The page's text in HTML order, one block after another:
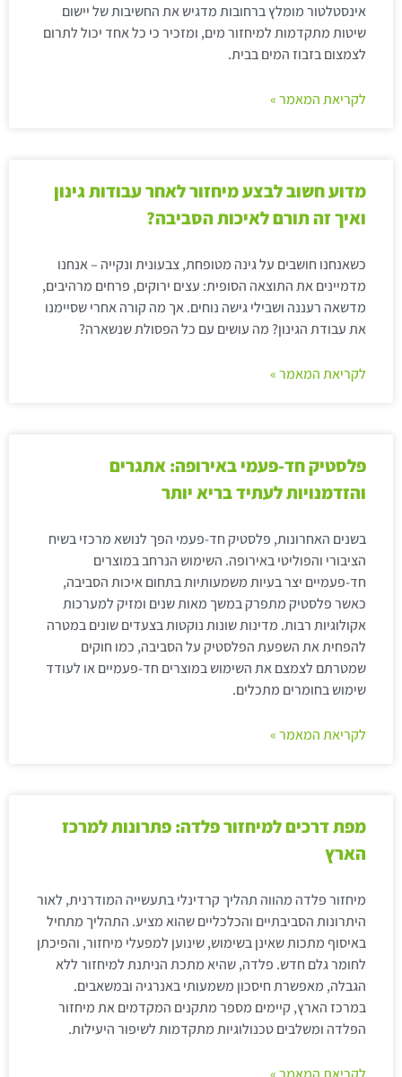
אינסטלטור מומלץ ברחובות מדגיש את החשיבות של יישום
שיטות מתקדמות למיחזור מים, ומזכיר כי כל אחד יכול לתרום
לצמצום בזבוז המים בבית.
לקריאת המאמר »
מדוע חשוב לבצע מיחזור לאחר עבודות גינון
ואיך זה תורם לאיכות הסביבה?
כשאנחנו חושבים על גינה מטופחת, צבעונית ונקייה – אנחנו
מדמיינים את התוצאה הסופית: עצים ירוקים, פרחים מרהיבים,
מדשאה רעננה ושבילי גישה נוחים. אך מה קורה אחרי שסיימנו
את עבודת הגינון? מה עושים עם כל הפסולת שנשארה?
לקריאת המאמר »
פלסטיק חד-פעמי באירופה: אתגרים
והזדמנויות לעתיד בריא יותר
בשנים האחרונות, פלסטיק חד-פעמי הפך לנושא מרכזי בשיח
הציבורי והפוליטי באירופה. השימוש הנרחב במוצרים
חד-פעמיים יצר בעיות משמעותיות בתחום איכות הסביבה,
כאשר פלסטיק מתפרק במשך מאות שנים ומזיק למערכות
אקולוגיות רבות. מדינות שונות נוקטות בצעדים שונים במטרה
להפחית את השפעת הפלסטיק על הסביבה, כמו חוקים
שמטרתם לצמצם את השימוש במוצרים חד-פעמיים או לעודד
שימוש בחומרים מתכלים.
לקריאת המאמר »
מפת דרכים למיחזור פלדה: פתרונות למרכז
הארץ
מיחזור פלדה מהווה תהליך קרדינלי בתעשייה המודרנית, לאור
היתרונות הסביבתיים והכלכליים שהוא מציע. התהליך מתחיל
באיסוף מתכות שאינן בשימוש, שינוען למפעלי מיחזור, והפיכתן
לחומר גלם חדש. פלדה, שהיא מתכת הניתנת למיחזור ללא
הגבלה, מאפשרת חיסכון משמעותי באנרגיה ובמשאבים.
במרכז הארץ, קיימים מספר מתקנים המקדמים את מיחזור
הפלדה ומשלבים טכנולוגיות מתקדמות לשיפור היעילות.